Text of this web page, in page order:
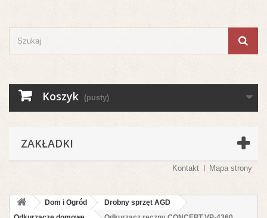
Koszyk (pusty)
ZAKŁADKI
Kontakt Mapa strony
Dom i Ogród
Drobny sprzęt AGD